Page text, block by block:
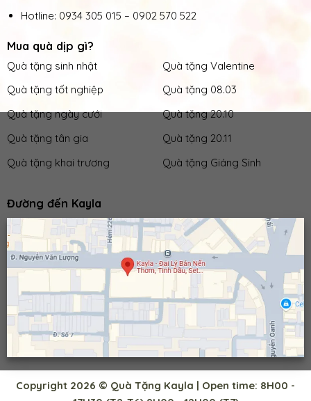
Hotline: 0934 305 015 – 0902 570 522
Mua quà dịp gì?
Quà tặng sinh nhật
Quà tặng tốt nghiệp
Quà tặng ngày cưới
Quà tặng tân gia
Quà tặng khai trương
Quà tặng Valentine
Quà tặng 08.03
Quà tặng 20.10
Quà tặng 20.11
Quà tặng Giáng Sinh
Đường đến Kayla
Copyright 2026 © Quà Tặng Kayla | Open time: 8H00 -